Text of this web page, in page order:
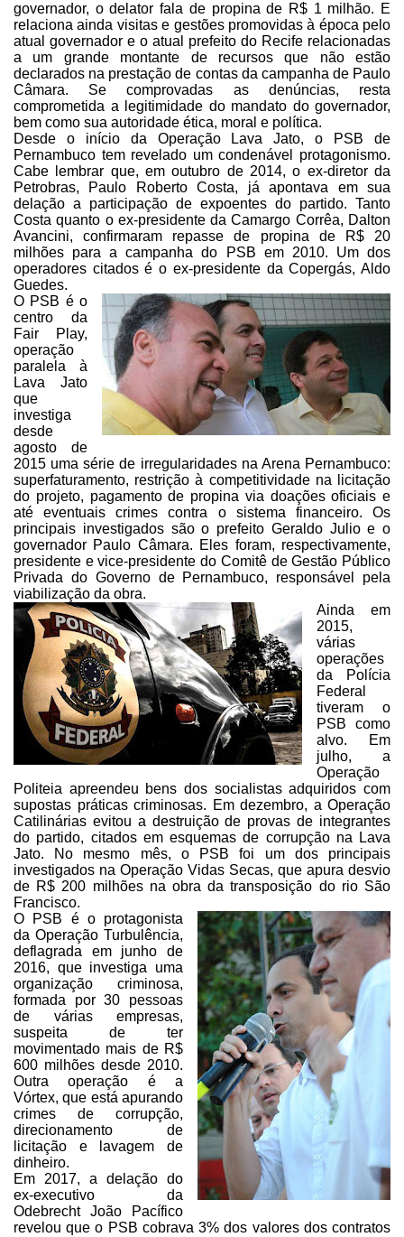
governador, odelator fala de propina de R$ 1 milhão. E
relaciona ainda visitas e gestõespromovidas à época pelo
atual governador e o atual prefeito do Recife relacionadas
a um grande montante de recursos que não estão
declarados na prestação de contas da campanha de Paulo
Câmara. Se comprovadas as denúncias, resta
comprometida a legitimidade do mandato do governador,
bem como sua autoridade ética, moral e política.
Desde o início da OperaçãoLava Jato, o PSB de
Pernambuco tem revelado um condenável protagonismo.
Cabe lembrar que, em outubro de 2014, o ex-diretor da
Petrobras, Paulo RobertoCosta, já apontava em sua
delação a participação de expoentes do partido. Tanto
Costa quanto o ex-presidente da Camargo Corrêa, Dalton
Avancini, confirmaram repasse de propina de R$ 20
milhões para a campanha do PSB em 2010. Um dos
operadores citados é o ex-presidente da Copergás, Aldo
Guedes.
O PSB é o
centro da
Fair Play,
operação
paralela à
Lava Jato
que
investiga
desde
agosto de
2015 uma série de irregularidades na Arena Pernambuco:
superfaturamento, restrição à competitividade na licitação
do projeto, pagamento de propina via doaçõesoficiais e
até eventuais crimes contra o sistema financeiro. Os
principais investigados são o prefeito Geraldo Julio e o
governador Paulo Câmara. Eles foram, respectivamente,
presidente e vice-presidente do Comitê de Gestão Público
Privada do Governo de Pernambuco, responsável pela
viabilização da obra.
Ainda em
2015,
várias
operações
da Polícia
Federal
tiveram o
PSB como
alvo. Em
julho, a
Operação
Politeia apreendeu bens dos socialistas adquiridos com
supostas práticascriminosas. Em dezembro, a Operação
Catilinárias evitou a destruição de provas de integrantes
do partido, citados em esquemas de corrupção na Lava
Jato. No mesmo mês, o PSB foi um dos principais
investigados na Operação Vidas Secas, que apura desvio
de R$ 200 milhões na obra da transposição do rio São
Francisco.
O PSB é o protagonista
da Operação Turbulência,
deflagrada em junho de
2016, que investiga uma
organização criminosa,
formada por 30 pessoas
de várias empresas,
suspeita de ter
movimentado mais de R$
600 milhões desde 2010.
Outra operação é a
Vórtex, que está apurando
crimes de corrupção,
direcionamento de
licitação e lavagem de
dinheiro.
Em 2017, a delação do
ex-executivo da
Odebrecht João Pacífico
revelou que o PSB cobrava 3% dos valores dos contratos